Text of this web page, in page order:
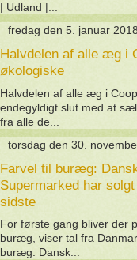
| Udland |...
fredag den 5. januar 2018
Halvdelen af alle æg i
økologiske
Halvdelen af alle æg i
endegyldigt slut med at
fra alle de...
torsdag den 30.
Farvel til buræg:
Supermarked har
sidste
For første gang bliver der
buræg, viser tal fra
buræg: Dansk...